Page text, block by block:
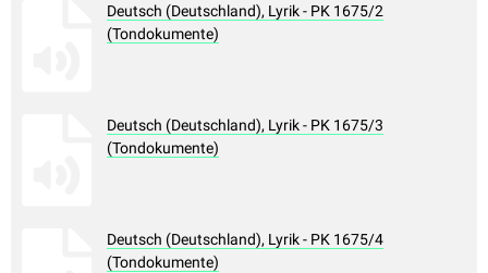
Deutsch (Deutschland), Lyrik - PK 1675/2
(Tondokumente)
Deutsch (Deutschland), Lyrik - PK 1675/3
(Tondokumente)
Deutsch (Deutschland), Lyrik - PK 1675/4
(Tondokumente)